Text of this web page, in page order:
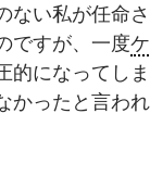
ない私が任命
ですが、一度
的になってし
かったと言わ